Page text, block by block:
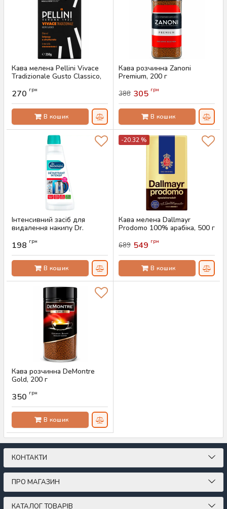
Кава мелена Pellini Vivace
Tradizionale Gusto Classico,
Артикул:
270 грн
В кошик
Кава розчинна Zanoni
Premium, 200 г
388 305 грн
В кошик
Інтенсивний засіб для
видалення накипу Dr.
Артикул:
198 грн
В кошик
-20.32 %
Кава мелена Dallmayr
Prodomo 100% арабіка, 500 г
689 549 грн
В кошик
Кава розчинна DeMontre
Gold, 200 г
350 грн
В кошик
КОНТАКТИ
ПРО МАГАЗИН
КАТАЛОГ ТОВАРІВ